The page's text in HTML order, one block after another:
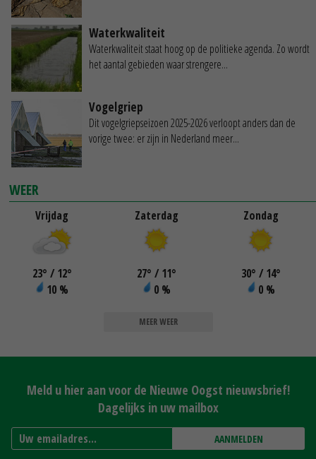
Waterkwaliteit
Waterkwaliteit staat hoog op de politieke agenda. Zo wordt
het aantal gebieden waar strengere...
Vogelgriep
Dit vogelgriepseizoen 2025-2026 verloopt anders dan de
vorige twee: er zijn in Nederland meer...
WEER
Vrijdag
23° / 12°
10 %
Zaterdag
27° / 11°
0 %
Zondag
30° / 14°
0 %
MEER WEER
Meld u hier aan voor de Nieuwe Oogst nieuwsbrief!
Dagelijks in uw mailbox
AANMELDEN